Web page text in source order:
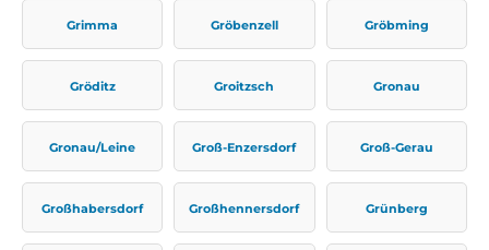
Grimma Gröbenzell Gröbming
Gröditz Groitzsch Gronau
Gronau/Leine Groß-Enzersdorf Groß-Gerau
Großhabersdorf Großhennersdorf Grünberg